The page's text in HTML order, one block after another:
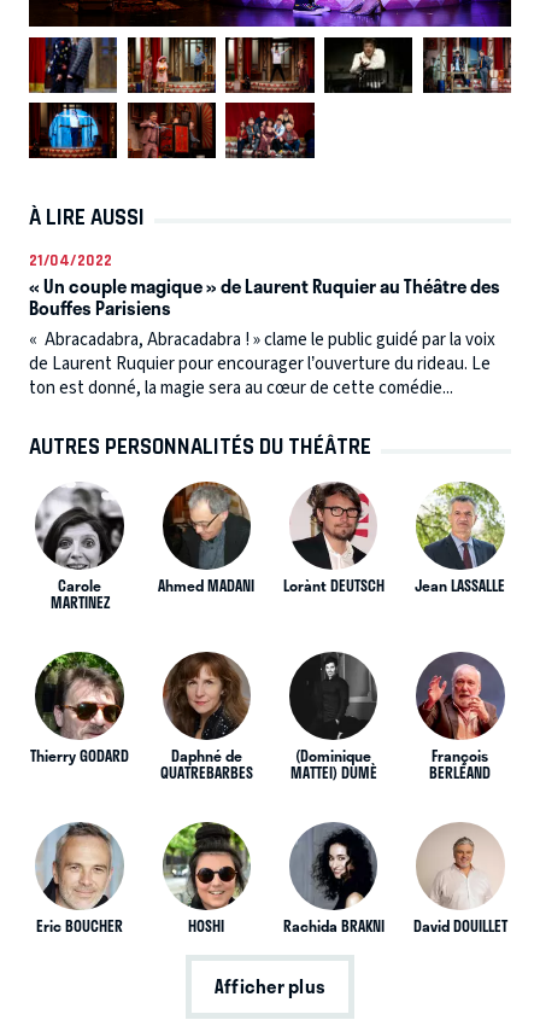
À LIRE AUSSI
21/04/2022
« Un couple magique » de Laurent Ruquier au Théâtre des
Bouffes Parisiens
« Abracadabra, Abracadabra ! » clame le public guidé par la voix
de Laurent Ruquier pour encourager l’ouverture du rideau. Le
ton est donné, la magie sera au cœur de cette comédie...
AUTRES PERSONNALITÉS DU THÉÂTRE
Carole
MARTINEZ
Ahmed MADANI Lorànt DEUTSCH Jean LASSALLE
Thierry GODARD Daphné de
QUATREBARBES
(Dominique
MATTEI) DUMÈ
François
BERLÉAND
Eric BOUCHER HOSHI Rachida BRAKNI David DOUILLET
Afficher plus